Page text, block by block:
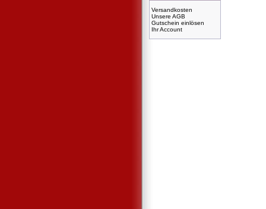
Versandkosten
Unsere AGB
Gutschein einlösen
Ihr Account